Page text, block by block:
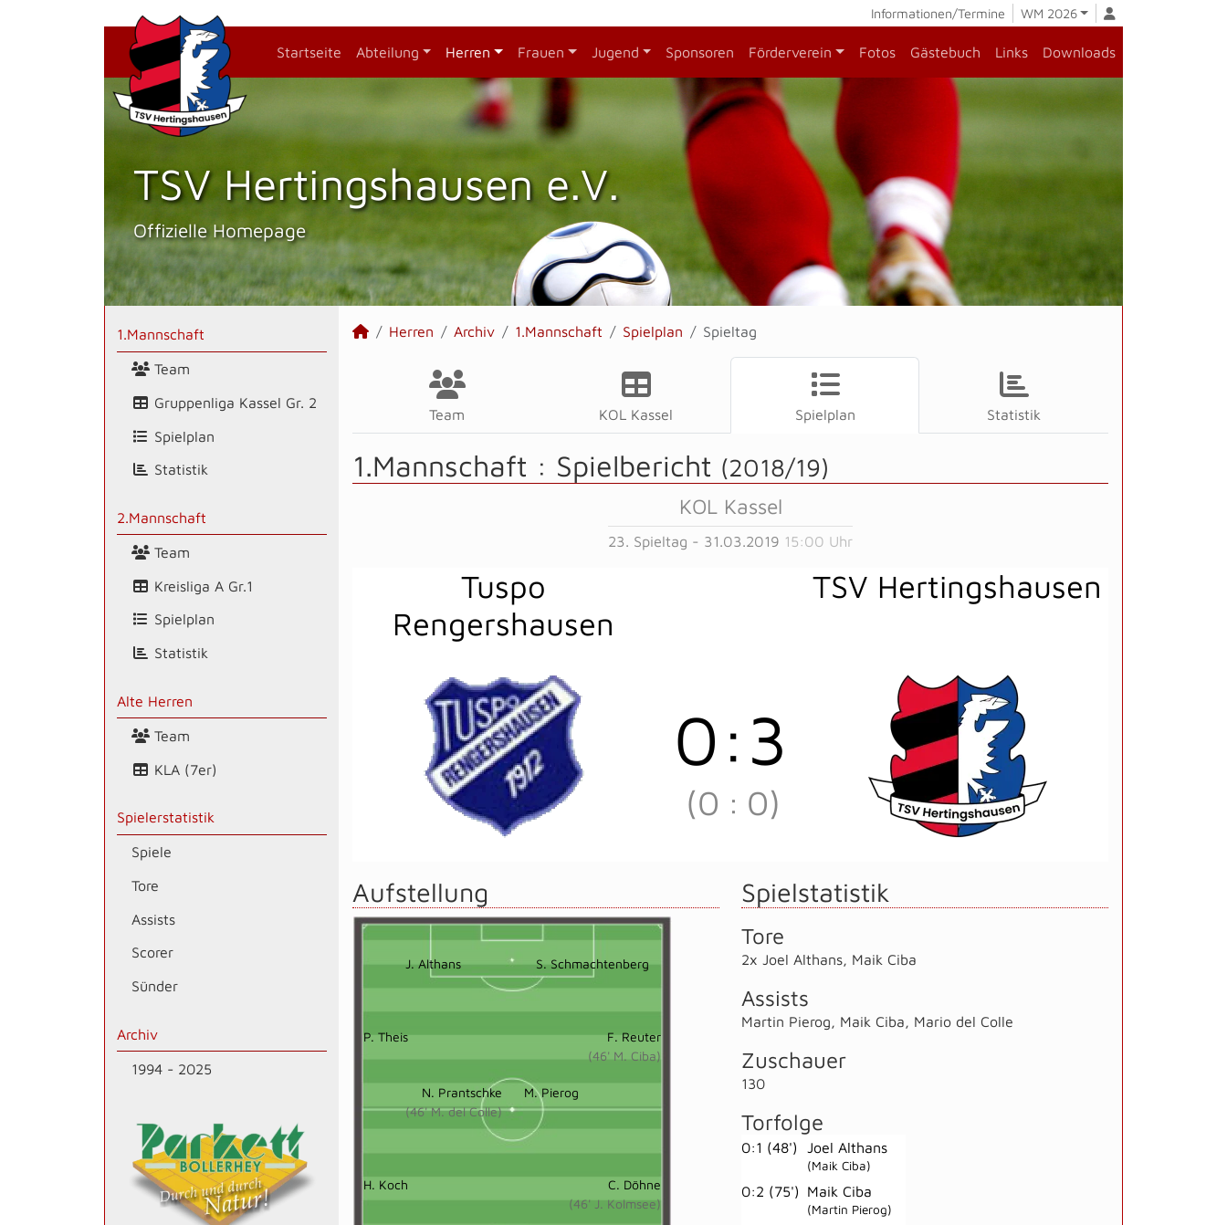
Informationen/Termine WM 2026
Startseite Abteilung Herren Frauen Jugend Sponsoren Förderverein Fotos Gästebuch Links Downloads
TSV Hertings­hausen e.V.
Offizielle Homepage
1.Mannschaft
Team
Gruppenliga Kassel Gr. 2
Spielplan
Statistik
2.Mannschaft
Team
Kreisliga A Gr.1
Spielplan
Statistik
Alte Herren
Team
KLA (7er)
Spielerstatistik
Spiele
Tore
Assists
Scorer
Sünder
Archiv
1994 - 2025
Herren Archiv 1.Mannschaft Spielplan Spieltag
Team KOL Kassel Spielplan Statistik
1.Mannschaft : Spielbericht (2018/19)
KOL Kassel
23. Spieltag - 31.03.2019 15:00 Uhr
Tuspo
Rengershausen
TSV Hertingshausen
0:3
(0 : 0)
Aufstellung
J. Althans S. Schmachtenberg
P. Theis
F. Reuter
(46' M. Ciba)
N. Prantschke
(46' M. del Colle)
M. Pierog
H. Koch
C. Döhne
(46' J. Kolmsee)
Spielstatistik
Tore
2x Joel Althans Maik Ciba
Assists
Martin Pierog Maik Ciba Mario del Colle
Zuschauer
130
Torfolge
0:1 (48') Joel Althans
(Maik Ciba)
0:2 (75') Maik Ciba
(Martin Pierog)